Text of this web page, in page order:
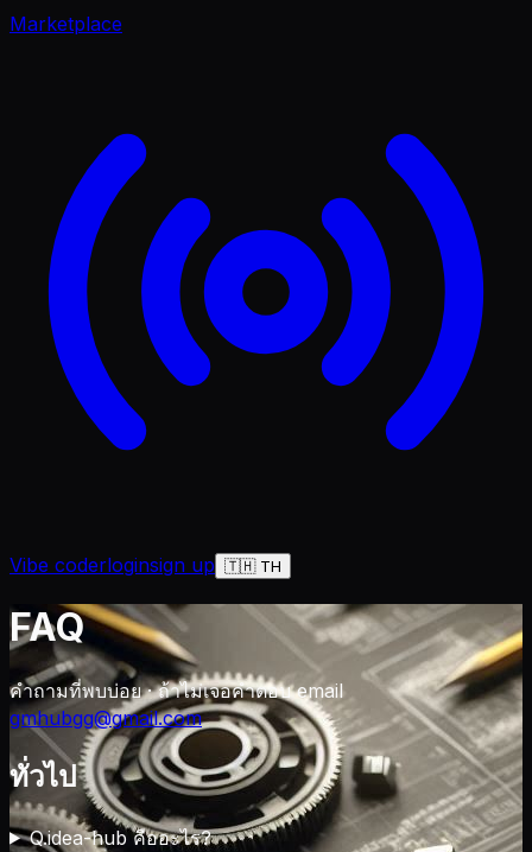
Marketplace
Vibe coderloginsign up 🇹🇭 TH
FAQ
คำถามที่พบบ่อย · ถ้าไม่เจอคำตอบ email
gmhubgg@gmail.com
ทั่วไป
Q.idea-hub คืออะไร?